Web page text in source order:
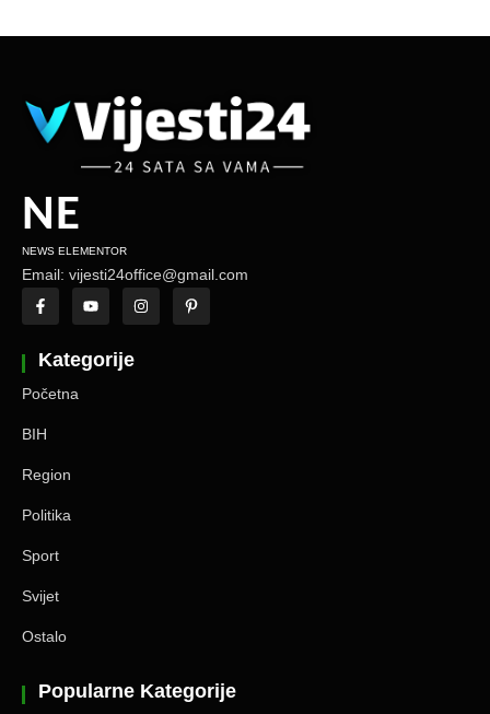
NE
NEWS ELEMENTOR
Email: vijesti24office@gmail.com
Kategorije
Početna
BIH
Region
Politika
Sport
Svijet
Ostalo
Popularne Kategorije